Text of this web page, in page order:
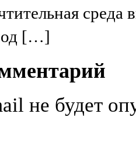
[…]
не будет